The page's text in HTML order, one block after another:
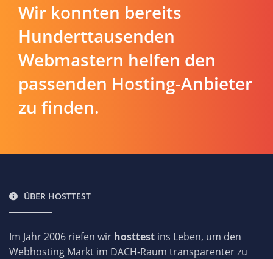
Wir konnten bereits
Hunderttausenden
Webmastern helfen den
passenden Hosting-Anbieter
zu finden.
ÜBER HOSTTEST
Im Jahr 2006 riefen wir hosttest ins Leben, um den
Webhosting Markt im DACH-Raum transparenter zu